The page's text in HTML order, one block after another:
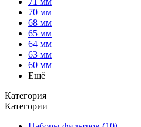
70 мм
68 мм
65 мм
64 мм
63 мм
60 мм
Ещё
Категория
Категории